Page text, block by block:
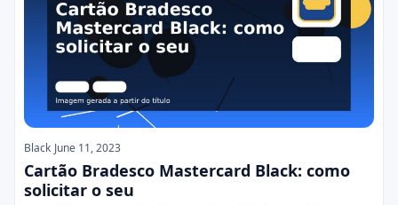
Black June 11, 2023
Cartão Bradesco Mastercard Black: como
solicitar o seu